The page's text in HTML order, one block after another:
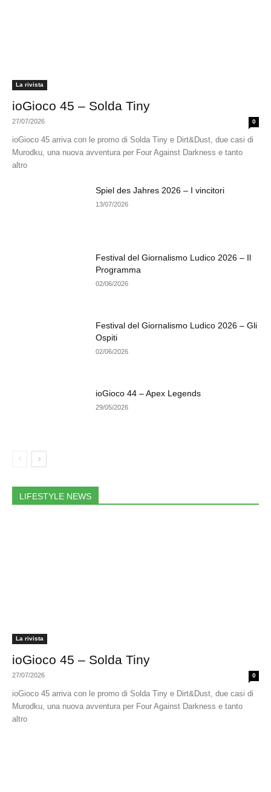
La rivista
ioGioco 45 – Solda Tiny
27/07/2026 0
ioGioco 45 arriva con le promo di Solda Tiny e Dirt&Dust, due casi di
Murodku, una nuova avventura per Four Against Darkness e tanto
altro
Spiel des Jahres 2026 – I vincitori
13/07/2026
Festival del Giornalismo Ludico 2026 – Il
Programma
02/06/2026
Festival del Giornalismo Ludico 2026 – Gli
Ospiti
02/06/2026
ioGioco 44 – Apex Legends
29/05/2026
LIFESTYLE NEWS
La rivista
ioGioco 45 – Solda Tiny
27/07/2026 0
ioGioco 45 arriva con le promo di Solda Tiny e Dirt&Dust, due casi di
Murodku, una nuova avventura per Four Against Darkness e tanto
altro